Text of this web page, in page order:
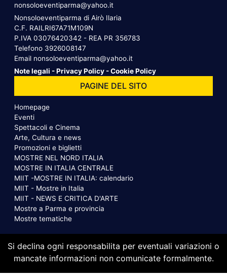
nonsoloeventiparma@yahoo.it
Nonsoloeventiparma di Airò Ilaria
C.F. RAILRI67A71M109N
P.IVA 03076420342 - REA PR 356783
Telefono 3926008147
Email nonsoloeventiparma@yahoo.it
Note legali -Privacy Policy -Cookie Policy
PAGINE DEL SITO
Homepage
Eventi
Spettacoli e Cinema
Arte, Cultura e news
Promozioni e biglietti
MOSTRE NEL NORD ITALIA
MOSTRE IN ITALIA CENTRALE
MIIT -MOSTRE IN ITALIA: calendario
MIIT - Mostre in Italia
MIIT - NEWS E CRITICA D'ARTE
Mostre a Parma e provincia
Mostre tematiche
Si declina ogni responsabilita per eventuali variazioni o
mancate informazioni non comunicate formalmente.